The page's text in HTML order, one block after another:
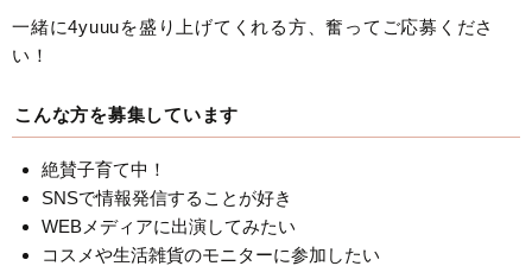
一緒に4yuuuを盛り上げてくれる方、奮ってご応募くださ
い！
こんな方を募集しています
絶賛子育て中！
SNSで情報発信することが好き
WEBメディアに出演してみたい
コスメや生活雑貨のモニターに参加したい